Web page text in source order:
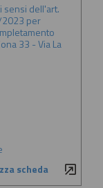
sensi dell'art.
2023 per
33 - Via La
scheda